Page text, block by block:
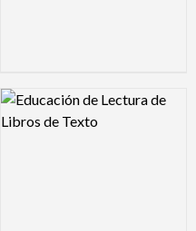
Logo Preview Image